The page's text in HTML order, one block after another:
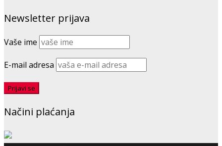
Newsletter prijava
Vaše ime
E-mail adresa
Načini plaćanja